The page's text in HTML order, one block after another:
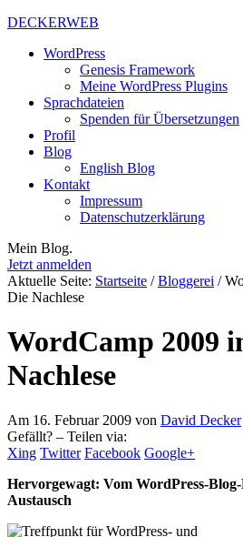
DECKERWEB
WordPress
Genesis Framework
Meine WordPress Plugins
Sprachdateien
Spenden für Übersetzungen
Profil
Blog
English Blog
Kontakt
Impressum
Datenschutzerklärung
Mein Blog.
Jetzt anmelden
Aktuelle Seite: Startseite / Bloggerei /
Die Nachlese
WordCamp 2009
Nachlese
Am 16. Februar 2009 von David Decker
Gefällt? – Teilen via:
Xing Twitter Facebook Google+
Hervorgewagt: Vom WordPress-
Austausch